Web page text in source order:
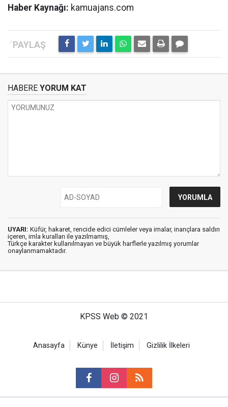
Haber Kaynağı: kamuajans.com
HABERE YORUM KAT
UYARI: Küfür, hakaret, rencide edici cümleler veya imalar, inançlara saldırı
içeren, imla kuralları ile yazılmamış,
Türkçe karakter kullanılmayan ve büyük harflerle yazılmış yorumlar
onaylanmamaktadır.
KPSS Web © 2021
Anasayfa Künye İletişim Gizlilik İlkeleri